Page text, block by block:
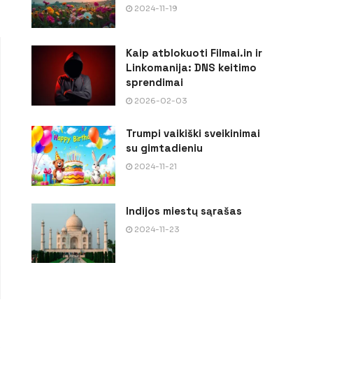
2024-11-19
Kaip atblokuoti Filmai.in ir
Linkomanija: DNS keitimo
sprendimai
2026-02-03
Trumpi vaikiški sveikinimai
su gimtadieniu
2024-11-21
Indijos miestų sąrašas
2024-11-23